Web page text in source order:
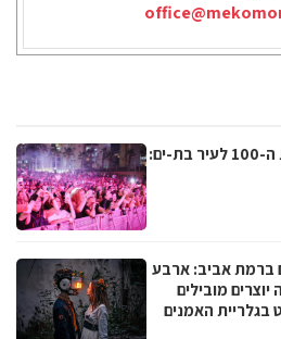
לקראת פתיחת חגיגות שנת ה-100 לעיר בת-ים:
ברמת אביב: ארבע
מובילים
בגלריית האמנים